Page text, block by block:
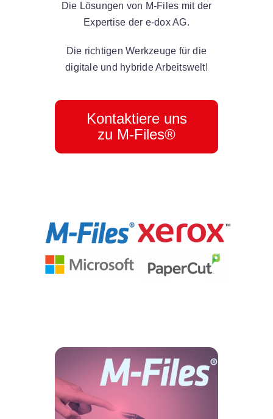
Die Lösungen von M-Files mit der
Expertise der e-dox AG.
Die richtigen Werkzeuge für die
digitale und hybride Arbeitswelt!
Kontaktiere uns
zu M-Files®